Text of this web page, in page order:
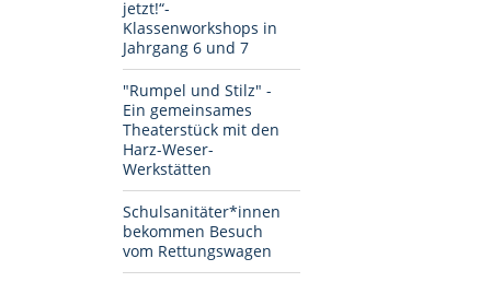
jetzt!“-
Klassenworkshops in
Jahrgang 6 und 7
"Rumpel und Stilz" -
Ein gemeinsames
Theaterstück mit den
Harz-Weser-
Werkstätten
Schulsanitäter*innen
bekommen Besuch
vom Rettungswagen